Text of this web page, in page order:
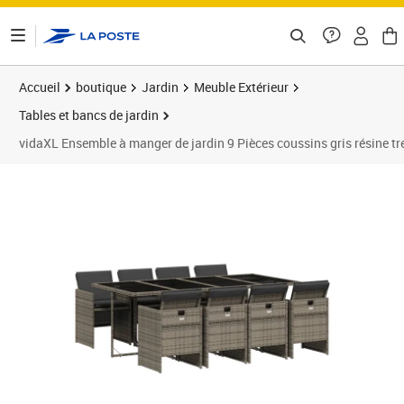
Accueil boutique Jardin
Meuble Extérieur
Tables et bancs de jardin
vidaXL Ensemble à manger de jardin 9 Pièces coussins gris résine